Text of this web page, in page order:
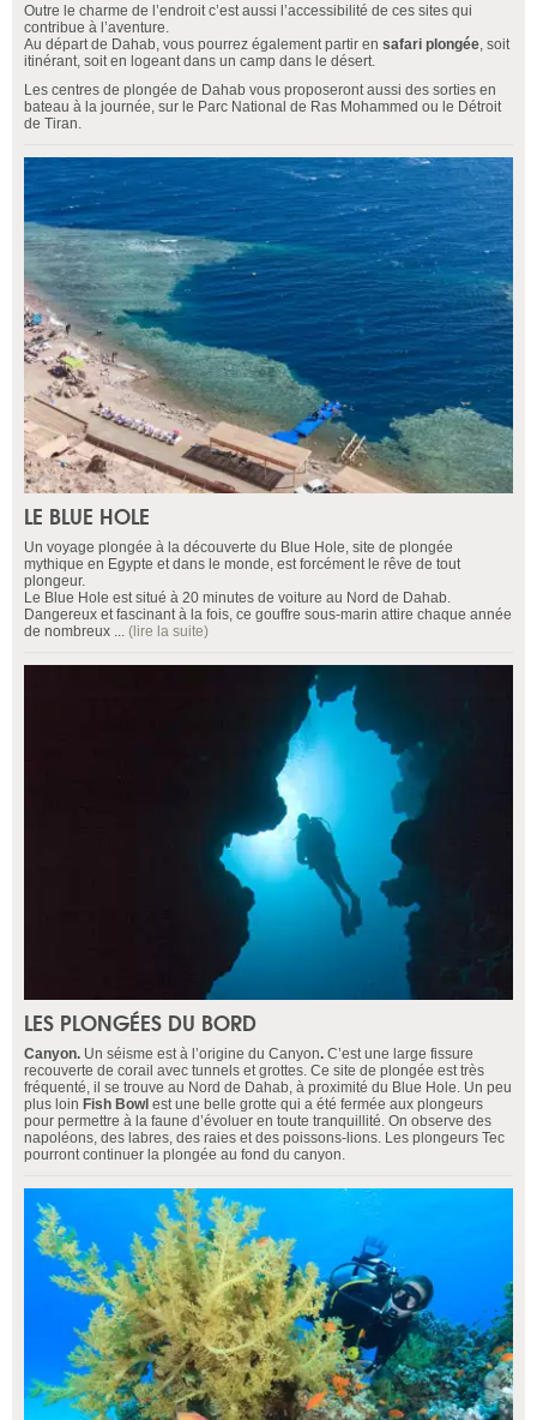
Outre le charme de l’endroit c’est aussi l’accessibilité de ces sites qui
contribue à l’aventure.
Au départ de Dahab, vous pourrez également partir en safari plongée, soit
itinérant, soit en logeant dans un camp dans le désert.
Les centres de plongée de Dahab vous proposeront aussi des sorties en
bateau à la journée, sur le Parc National de Ras Mohammed ou le Détroit
de Tiran.
LE BLUE HOLE
Un voyage plongée à la découverte du Blue Hole, site de plongée
mythique en Egypte et dans le monde, est forcément le rêve de tout
plongeur.
Le Blue Hole est situé à 20 minutes de voiture au Nord de Dahab.
Dangereux et fascinant à la fois, ce gouffre sous-marin attire chaque année
de nombreux ... (lire la suite)
LES PLONGÉES DU BORD
Canyon. Un séisme est à l’origine du Canyon. C’est une large fissure
recouverte de corail avec tunnels et grottes. Ce site de plongée est très
fréquenté, il se trouve au Nord de Dahab, à proximité du Blue Hole. Un peu
plus loin Fish Bowl est une belle grotte qui a été fermée aux plongeurs
pour permettre à la faune d’évoluer en toute tranquillité. On observe des
napoléons, des labres, des raies et des poissons-lions. Les plongeurs Tec
pourront continuer la plongée au fond du canyon.